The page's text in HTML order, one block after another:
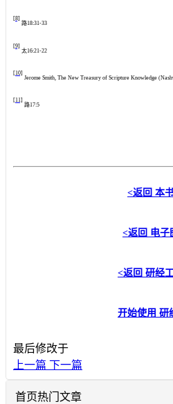
[8]
路18:31-33
[9]
太16:21-22
[10]
Jerome Smith, The New Treasury of Scripture Knowledge
[11]
路17:5
<返回 本
<返回 电子
<返回 研经
开始使用 研
最后修改于
上一篇 下一篇
首页热门文章